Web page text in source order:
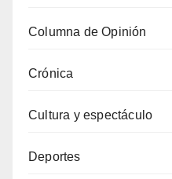
Columna de Opinión
Crónica
Cultura y espectáculo
Deportes